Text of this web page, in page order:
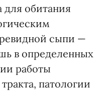
для обитания
сыпи —
в определенных
работы
патологии